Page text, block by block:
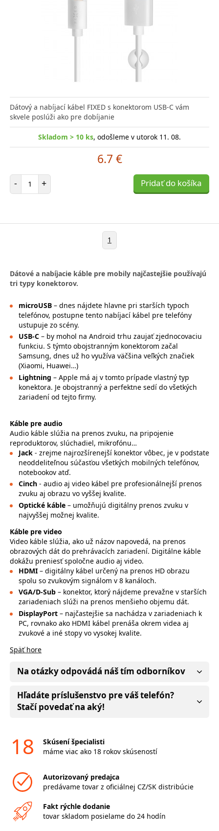
Dátový a nabíjací kábel FIXED s konektorom USB-C vám
skvele poslúži ako pre dobíjanie
Skladom > 10 ks, odošleme v utorok 11. 08.
6.7 €
- Počet položiek
+ Pridať do košíka
1
Dátové a nabíjacie káble pre mobily najčastejšie používajú
tri typy konektorov.
microUSB – dnes nájdete hlavne pri starších typoch
telefónov, postupne tento nabíjací kábel pre telefóny
ustupuje zo scény.
USB-C – by mohol na Android trhu zaujať zjednocovaciu
funkciu. S týmto obojstranným konektorom začal
Samsung, dnes už ho využíva väčšina veľkých značiek
(Xiaomi, Huawei…)
Lightning – Apple má aj v tomto prípade vlastný typ
konektora. Je obojstranný a perfektne sedí do všetkých
zariadení od tejto firmy.
Káble pre audio
Audio káble slúžia na prenos zvuku, na pripojenie
reproduktorov, slúchadiel, mikrofónu…
Jack - zrejme najrozšírenejší konektor vôbec, je v podstate
neoddeliteľnou súčasťou všetkých mobilných telefónov,
notebookov atď.
Cinch - audio aj video kábel pre profesionálnejší prenos
zvuku aj obrazu vo vyššej kvalite.
Optické káble – umožňujú digitálny prenos zvuku v
najvyššej možnej kvalite.
Káble pre video
Video káble slúžia, ako už názov napovedá, na prenos
obrazových dát do prehrávacích zariadení. Digitálne káble
dokážu preniesť spoločne audio aj video.
HDMI – digitálny kábel určený na prenos HD obrazu
spolu so zvukovým signálom v 8 kanáloch.
VGA/D-Sub – konektor, ktorý nájdeme prevažne v starších
zariadeniach slúži na prenos menšieho objemu dát.
DisplayPort – najčastejšie sa nachádza v zariadeniach k
PC, rovnako ako HDMI kábel prenáša okrem videa aj
zvukové a iné stopy vo vysokej kvalite.
Späť hore
Na otázky odpovádá náš tím odborníkov
Hľadáte príslušenstvo pre váš telefón?
Stačí povedať na aký!
18
Skúsení špecialisti
máme viac ako 18 rokov skúseností
Autorizovaný predajca
predávame tovar z oficiálnej CZ/SK distribúcie
Fakt rýchle dodanie
tovar skladom posielame do 24 hodín